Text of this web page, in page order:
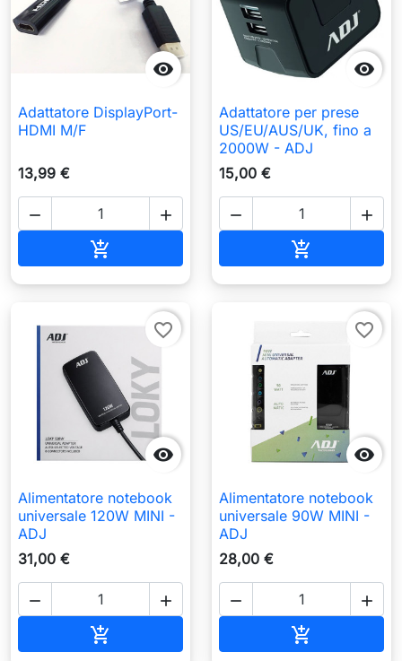

Adattatore DisplayPort-
HDMI M/F
13,99 €
 


Adattatore per prese
US/EU/AUS/UK, fino a
2000W - ADJ
15,00 €
 


favorite_border
Alimentatore notebook
universale 120W MINI -
ADJ
31,00 €
 


favorite_border
Alimentatore notebook
universale 90W MINI -
ADJ
28,00 €
 
